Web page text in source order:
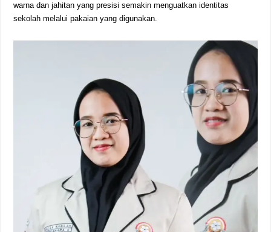
warna dan jahitan yang presisi semakin menguatkan identitas
sekolah melalui pakaian yang digunakan.